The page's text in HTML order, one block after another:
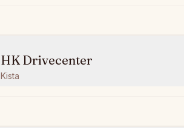
HK Drivecenter
Kista